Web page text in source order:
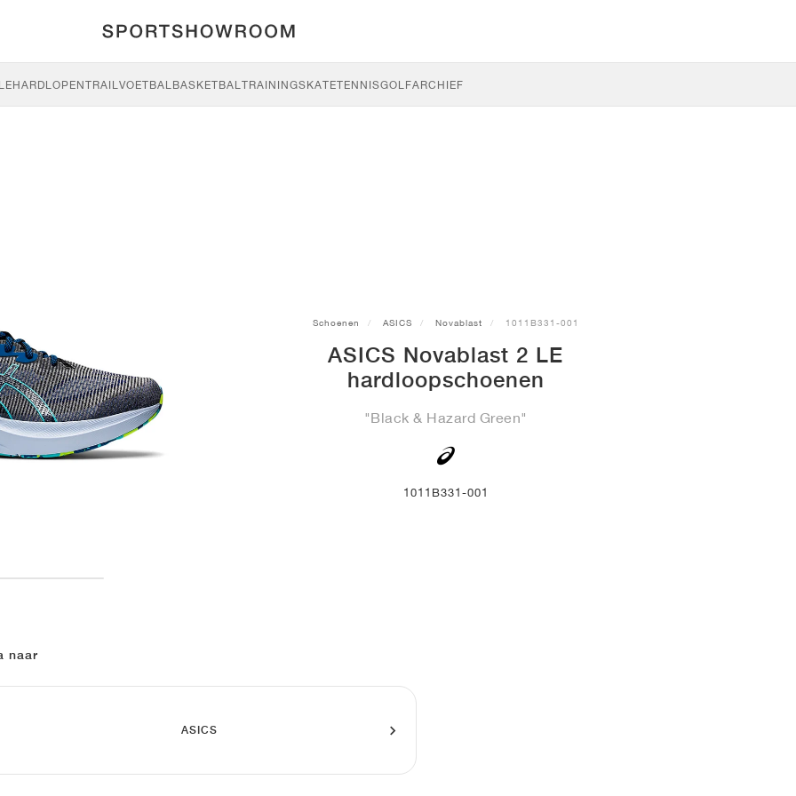
HARDLOPENTRAILVOETBALBASKETBALTRAININGSKATETENNISGOLFARCHIEF
Schoenen ASICS Novablast 1011B331-001
ASICS Novablast 2 LE
hardloopschoenen
"Black & Hazard Green"
1011B331-001
naar
ASICS